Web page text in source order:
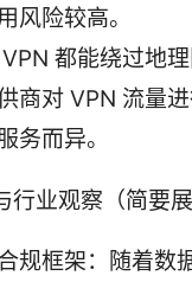
风险较高。
都能绕过地理
商对 VPN 流量
务而异。
行业观察（简要展
规框架：随着数